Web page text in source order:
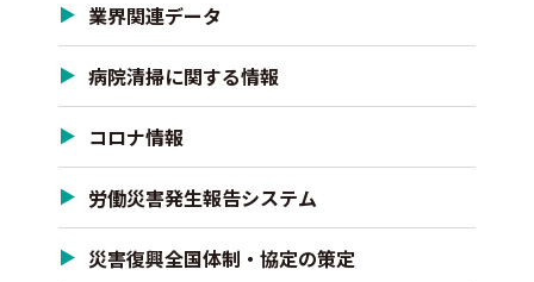
業界関連データ
病院清掃に関する情報
コロナ情報
労働災害発生報告システム
災害復興全国体制・協定の策定